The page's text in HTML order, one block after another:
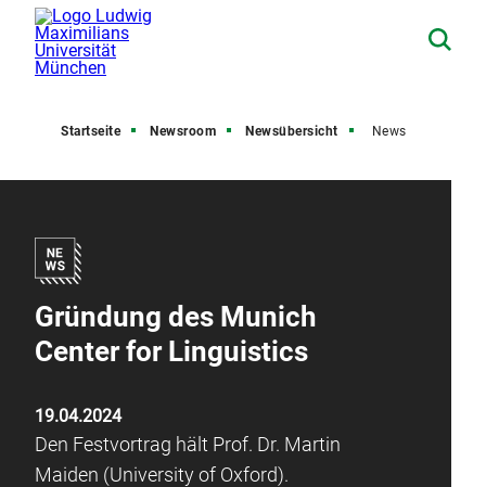
Startseite Newsroom Newsübersicht News
Gründung des Munich
Center for Linguistics
19.04.2024
Den Festvortrag hält Prof. Dr. Martin
Maiden (University of Oxford).